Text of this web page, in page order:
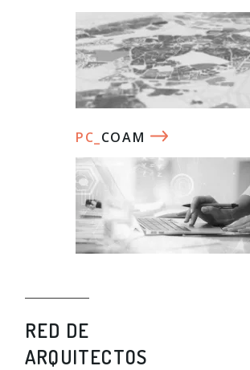
PC_ COAM
RED DE
ARQUITECTOS